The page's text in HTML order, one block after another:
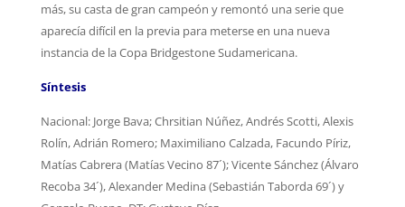
más, su casta de gran campeón y remontó una serie que
aparecía difícil en la previa para meterse en una nueva
instancia de la Copa Bridgestone Sudamericana.
Síntesis
Nacional: Jorge Bava; Chrsitian Núñez, Andrés Scotti, Alexis
Rolín, Adrián Romero; Maximiliano Calzada, Facundo Píriz,
Matías Cabrera (Matías Vecino 87´); Vicente Sánchez (Álvaro
Recoba 34´), Alexander Medina (Sebastián Taborda 69´) y